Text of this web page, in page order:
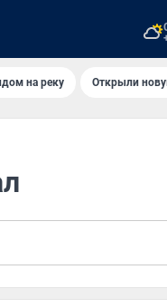
на реку Открыли